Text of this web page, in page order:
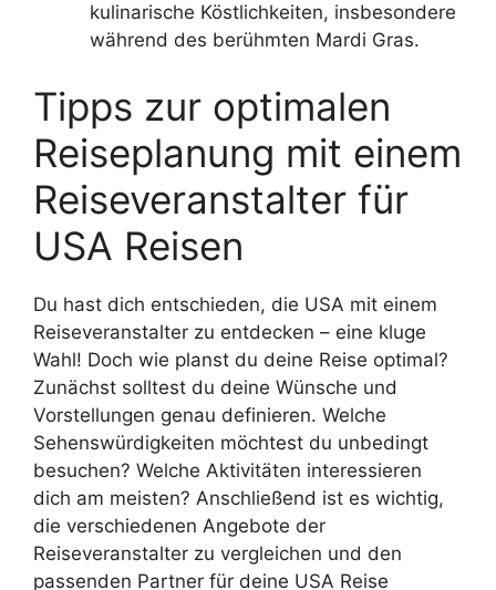
kulinarische Köstlichkeiten, insbesondere
während des berühmten Mardi Gras.
Tipps zur optimalen
Reiseplanung mit einem
Reiseveranstalter für
USA Reisen
Du hast dich entschieden, die USA mit einem
Reiseveranstalter zu entdecken – eine kluge
Wahl! Doch wie planst du deine Reise optimal?
Zunächst solltest du deine Wünsche und
Vorstellungen genau definieren. Welche
Sehenswürdigkeiten möchtest du unbedingt
besuchen? Welche Aktivitäten interessieren
dich am meisten? Anschließend ist es wichtig,
die verschiedenen Angebote der
Reiseveranstalter zu vergleichen und den
passenden Partner für deine USA Reise